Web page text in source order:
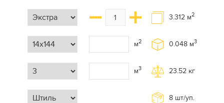
м2
м3
3.312 м2
0.048 м3
23.52 кг
8 шт/уп.